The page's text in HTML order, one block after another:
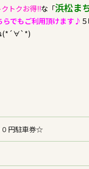
クトクお得!!な「浜松ま
らでもご利用頂けます♪
(*´∀`*)
円駐車券☆